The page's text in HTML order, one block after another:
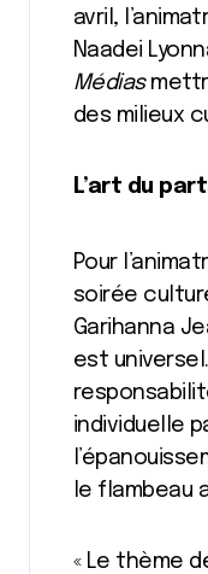
avril,
Naadei
Médias
des milieux
L’art du
Pour
soirée
Garihanna
est
individuelle
le flambeau
« Le thème